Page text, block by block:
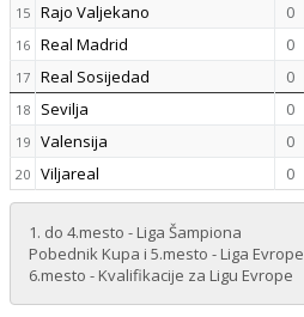
15 Rajo Valjekano 0
16 Real Madrid 0
17 Real Sosijedad 0
18 Sevilja 0
19 Valensija 0
20 Viljareal 0
1. do 4.mesto - Liga Šampiona
Pobednik Kupa i 5.mesto - Liga Evrope
6.mesto - Kvalifikacije za Ligu Evrope